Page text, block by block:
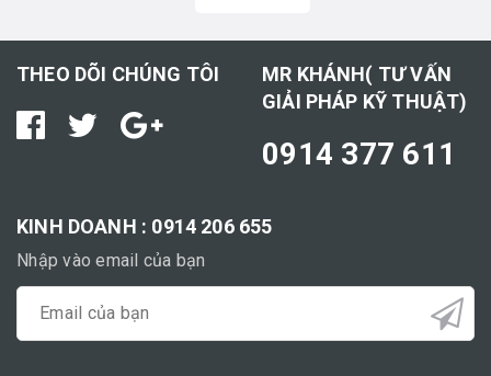
THEO DÕI CHÚNG TÔI
MR KHÁNH( TƯ VẤN
GIẢI PHÁP KỸ THUẬT)
0914 377 611
KINH DOANH : 0914 206 655
Nhập vào email của bạn